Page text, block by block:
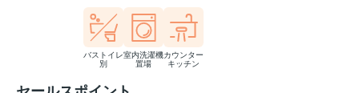
バストイレ
別
室内洗濯機
置場
カウンター
キッチン